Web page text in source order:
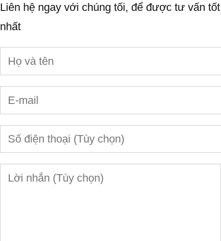
Liên hệ ngay với chúng tối, để được tư vấn tốt
nhất